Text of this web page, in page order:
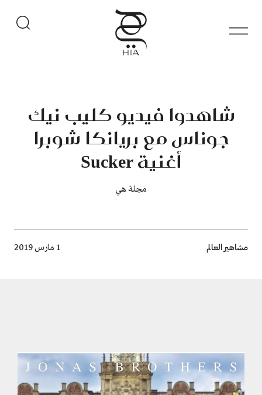
شاهدوا فيديو كليب نيك
جوناس مع بريانكا شوبرا
أغنية ‏Sucker
مجلة هي
Breadcrumb
مشاهير العالم